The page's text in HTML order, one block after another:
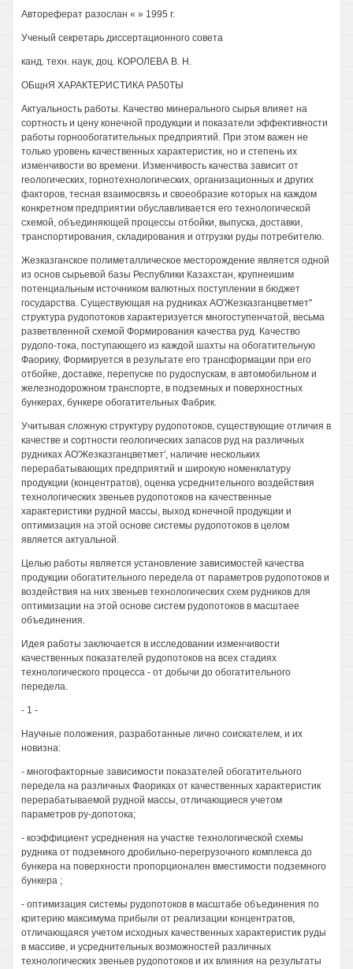
Автореферат разослан « » 1995 г.
Ученый секретарь диссертационного совета
канд. техн. наук, доц. КОРОЛЕВА В. Н.
ОБщнЯ ХАРАКТЕРИСТИКА РА50ТЫ
Актуальность работы. Качество минерального сырья влияет на
сортность и цену конечной продукции и показатели эффективности
работы горнообогатительных предприятий. При этом важен не
только уровень качественных характеристик, но и степень их
изменчивости во времени. Изменчивость качества зависит от
геологических, горнотехнологических, организационных и других
факторов, тесная взаимосвязь и своеобразие которых на каждом
конкретном предприятии обуславливается его технологической
схемой, объединяющей процессы отбойки, выпуска, доставки,
транспортирования, складирования и отгрузки руды потребителю.
Жезказганское полиметаллическое месторождение является одной
из основ сырьевой базы Республики Казахстан, крупнеишим
потенциальным источником валютных поступлении в бюджет
государства. Существующая на рудниках АО'Жезказганцветмет''
структура рудопотоков характеризуется многоступенчатой, весьма
разветвленной схемой Формирования качества руд. Качество
рудопо-тока, поступающего из каждой шахты на обогатительную
Фаорику, Формируется в результате его трансформации при его
отбойке, доставке, перепуске по рудоспускам, в автомобильном и
железнодорожном транспорте, в подземных и поверхностных
бункерах, бункере обогатительных Фабрик.
Учитывая сложную структуру рудопотоков, существующие отличия в
качестве и сортности геологических запасов руд на различных
рудниках АО'Жезказганцветмет', наличие нескольких
перерабатывающих предприятий и широкую номенклатуру
продукции (концентратов), оценка усреднительного воздействия
технологических звеньев рудопотоков на качественные
характеристики рудной массы, выход конечной продукции и
оптимизация на этой основе системы рудопотоков в целом
является актуальной.
Целью работы является установление зависимостей качества
продукции обогатительного передела от параметров рудопотоков и
воздействия на них звеньев технологических схем рудников для
оптимизации на этой основе систем рудопотоков в масштаее
объединения.
Идея работы заключается в исследовании изменчивости
качественных показателей рудопотоков на всех стадиях
технологического процесса - от добычи до обогатительного
передела.
- 1 -
Научные положения, разработанные лично соискателем, и их
новизна:
- многофакторные зависимости показателей обогатительного
передела на различных Фаориках от качественных характеристик
перерабатываемой рудной массы, отличающиеся учетом
параметров ру-допотока;
- коэффициент усреднения на участке технологической схемы
рудника от подземного дробильно-перегрузочного комплекса до
бункера на поверхности пропорционален вместимости подземного
бункера ;
- оптимизация системы рудопотоков в масштабе объединения по
критерию максимума прибыли от реализации концентратов,
отличающаяся учетом исходных качественных характеристик руды
в массиве, и усреднительных возможностей различных
технологических звеньев рудопотоков и их влияния на результаты